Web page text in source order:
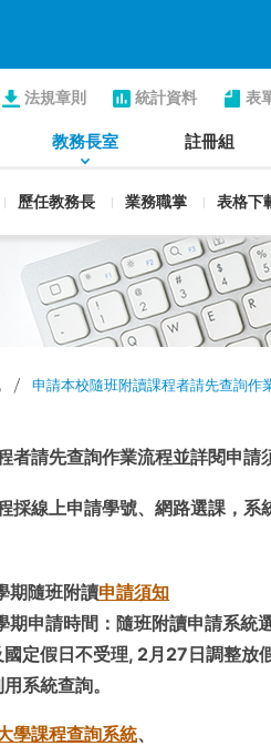
法規章則 統計資料 表
教務長室
歷任教務長 業務職掌 表格下
註冊組
申請本校隨班附讀課程者請先查詢作
者請先查詢作業流程並詳閱申請
採線上申請學號、網路選課，系
期隨班附讀申請須知
期申請時間：隨班附讀申請系統
國定假日不受理, 2月27日調整放
用系統查詢。
學課程查詢系統、